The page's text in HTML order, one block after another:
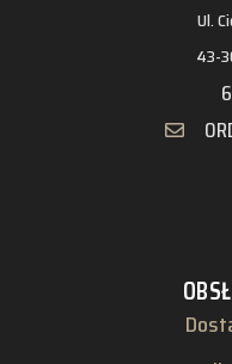
Ul.
43-